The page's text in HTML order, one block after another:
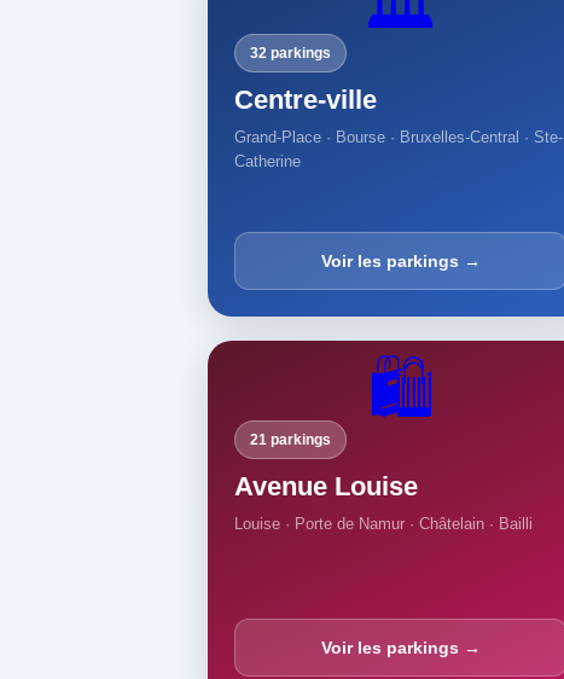
32 parkings
Centre-ville
Grand-Place · Bourse · Bruxelles-Central · Ste-
Catherine
Voir les parkings →
🛍️
21 parkings
Avenue Louise
Louise · Porte de Namur · Châtelain · Bailli
Voir les parkings →